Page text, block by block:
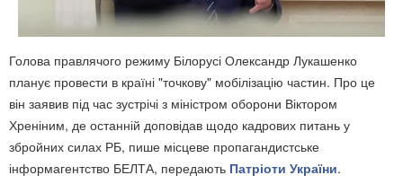
Голова правлячого режиму Білорусі Олександр Лукашенко
планує провести в країні "точкову" мобілізацію частин. Про це
він заявив під час зустрічі з міністром оборони Віктором
Хреніним, де останній доповідав щодо кадрових питань у
збройних силах РБ, пише місцеве пропагандистське
інформагентство БЕЛТА, передають Патріоти України.